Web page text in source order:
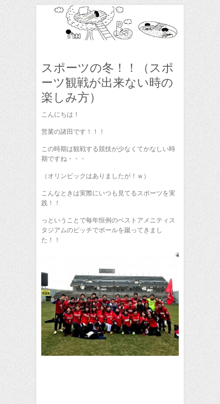
スポーツの冬！！（スポ
ーツ観戦が出来ない時の
楽しみ方）
こんにちは！
営業の諸田です！！！
この時期は観戦する競技が少なくてかなしい時
期ですね・・・
（オリンピックはありましたが！ｗ）
こんなときは実際にいつも見てるスポーツを実
践！！
っということで毎年恒例のベストアメニティス
タジアムのピッチでボールを蹴ってきまし
た！！